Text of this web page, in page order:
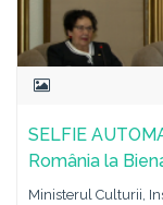
SELFIE
România la
Ministerul Culturii,